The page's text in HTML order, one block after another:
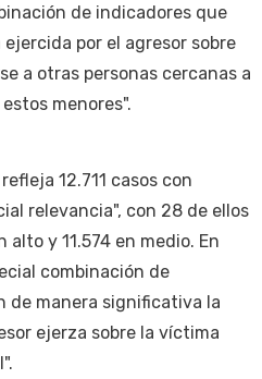
de indicadores que
por el agresor sobre
a otras personas cercanas a
menores".
12.711 casos con
relevancia", con 28 de ellos
alto y 11.574 en medio. En
combinación de
de manera significativa la
ejerza sobre la víctima